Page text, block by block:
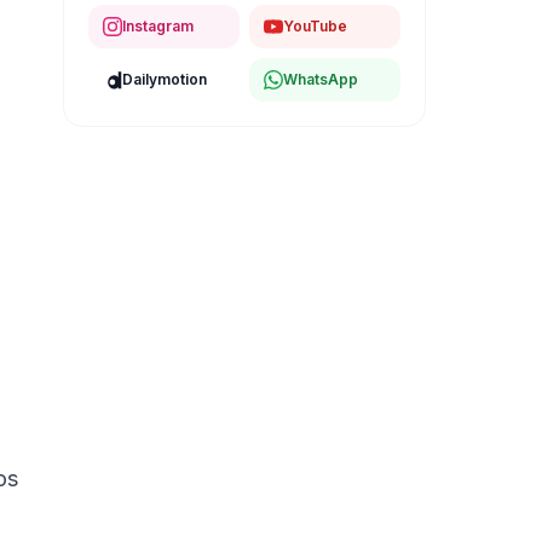
Instagram YouTube
Dailymotion WhatsApp